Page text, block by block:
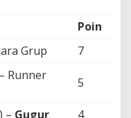
Poin
Grup 7
Runner
5
– Gugur
4